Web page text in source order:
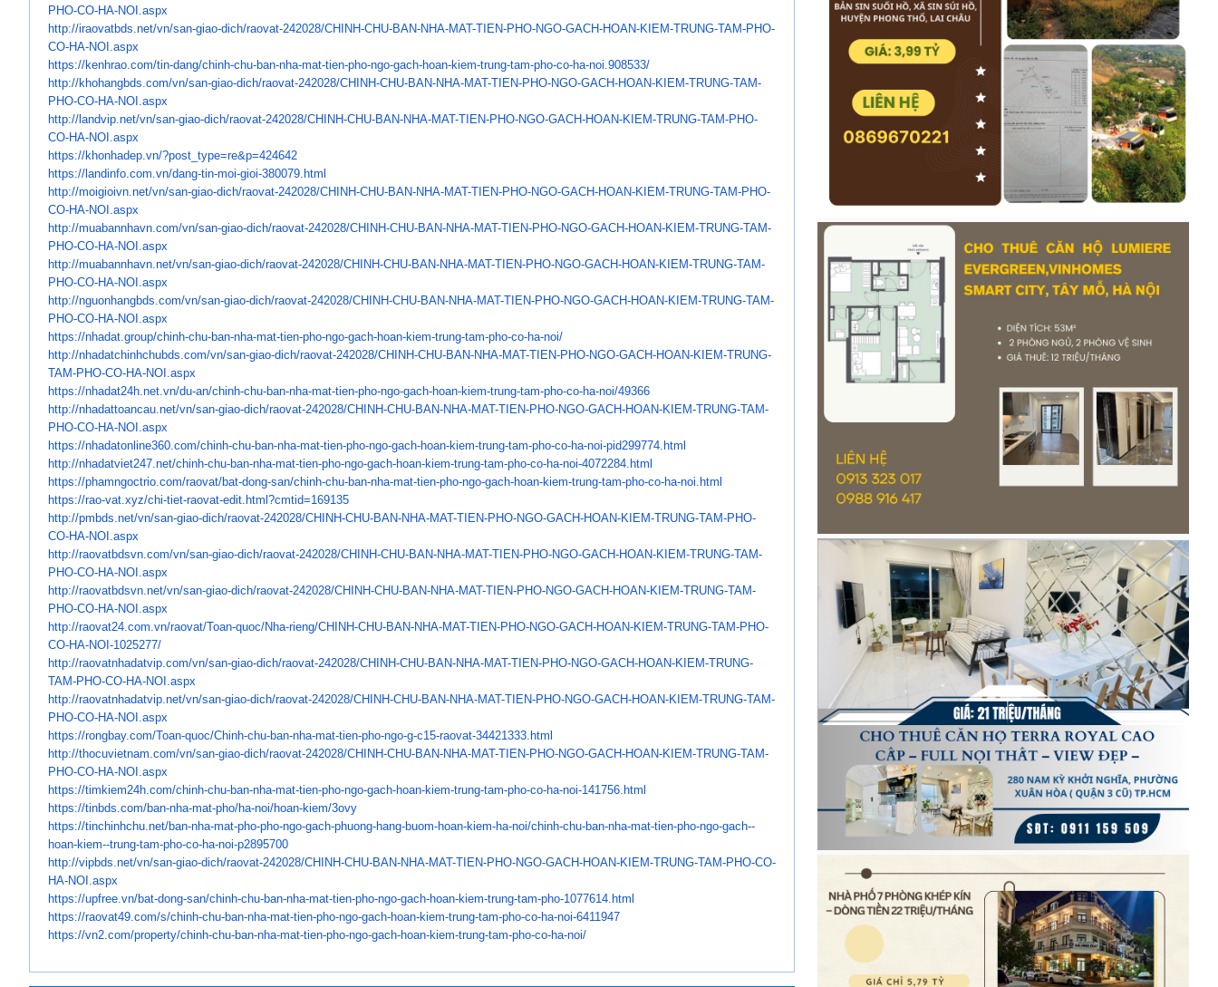
PHO-CO-HA-NOI.aspx
http://iraovatbds.net/vn/san-giao-dich/raovat-242028/CHINH-CHU-BAN-NHA-MAT-TIEN-PHO-NGO-GACH-HOAN-KIEM-TRUNG-TAM-PHO-
CO-HA-NOI.aspx
https://kenhrao.com/tin-dang/chinh-chu-ban-nha-mat-tien-pho-ngo-gach-hoan-kiem-trung-tam-pho-co-ha-noi.908533/
http://khohangbds.com/vn/san-giao-dich/raovat-242028/CHINH-CHU-BAN-NHA-MAT-TIEN-PHO-NGO-GACH-HOAN-KIEM-TRUNG-TAM-
PHO-CO-HA-NOI.aspx
http://landvip.net/vn/san-giao-dich/raovat-242028/CHINH-CHU-BAN-NHA-MAT-TIEN-PHO-NGO-GACH-HOAN-KIEM-TRUNG-TAM-PHO-
CO-HA-NOI.aspx
https://khonhadep.vn/?post_ type=re&p=424642
https://landinfo.com.vn/dang-tin-moi-gioi-380079.html
http://moigioivn.net/vn/san-giao-dich/raovat-242028/CHINH-CHU-BAN-NHA-MAT-TIEN-PHO-NGO-GACH-HOAN-KIEM-TRUNG-TAM-PHO-
CO-HA-NOI.aspx
http://muabannhavn.com/vn/san-giao-dich/raovat-242028/CHINH-CHU-BAN-NHA-MAT-TIEN-PHO-NGO-GACH-HOAN-KIEM-TRUNG-TAM-
PHO-CO-HA-NOI.aspx
http://muabannhavn.net/vn/san-giao-dich/raovat-242028/CHINH-CHU-BAN-NHA-MAT-TIEN-PHO-NGO-GACH-HOAN-KIEM-TRUNG-TAM-
PHO-CO-HA-NOI.aspx
http://nguonhangbds.com/vn/san-giao-dich/raovat-242028/CHINH-CHU-BAN-NHA-MAT-TIEN-PHO-NGO-GACH-HOAN-KIEM-TRUNG-TAM-
PHO-CO-HA-NOI.aspx
https://nhadat.group/chinh-chu-ban-nha-mat-tien-pho-ngo-gach-hoan-kiem-trung-tam-pho-co-ha-noi/
http://nhadatchinhchubds.com/vn/san-giao-dich/raovat-242028/CHINH-CHU-BAN-NHA-MAT-TIEN-PHO-NGO-GACH-HOAN-KIEM-TRUNG-
TAM-PHO-CO-HA-NOI.aspx
https://nhadat24h.net.vn/du-an/chinh-chu-ban-nha-mat-tien-pho-ngo-gach-hoan-kiem-trung-tam-pho-co-ha-noi/49366
http://nhadattoancau.net/vn/san-giao-dich/raovat-242028/CHINH-CHU-BAN-NHA-MAT-TIEN-PHO-NGO-GACH-HOAN-KIEM-TRUNG-TAM-
PHO-CO-HA-NOI.aspx
https://nhadatonline360.com/chinh-chu-ban-nha-mat-tien-pho-ngo-gach-hoan-kiem-trung-tam-pho-co-ha-noi-pid299774. html
http://nhadatviet247.net/chinh-chu-ban-nha-mat-tien-pho-ngo-gach-hoan-kiem-trung-tam-pho-co-ha-noi-4072284.html
https://phamngoctrio.com/raovat/bat-dong-san/chinh-chu-ban-nha-mat-tien-pho-ngo-gach-hoan-kiem-trung-tam-pho-co-ha-noi.html
https://rao-vat.xyz/chi-tiet-raovat-edit.html?cmtid=169135
http://pmbds.net/vn/san-giao-dich/raovat-242028/CHINH-CHU-BAN-NHA-MAT-TIEN-PHO-NGO-GACH-HOAN-KIEM-TRUNG-TAM-PHO-
CO-HA-NOI.aspx
http://raovatbdsvn.com/vn/san-giao-dich/raovat-242028/CHINH-CHU-BAN-NHA-MAT-TIEN-PHO-NGO-GACH-HOAN-KIEM-TRUNG-TAM-
PHO-CO-HA-NOI.aspx
http://raovatbdsvn.net/vn/san-giao-dich/raovat-242028/CHINH-CHU-BAN-NHA-MAT-TIEN-PHO-NGO-GACH-HOAN-KIEM-TRUNG-TAM-
PHO-CO-HA-NOI.aspx
http://raovat24.com.vn/raovat/Toan-quoc/Nha-rieng/CHINH-CHU-BAN-NHA-MAT-TIEN-PHO-NGO-GACH-HOAN-KIEM-TRUNG-TAM-PHO-
CO-HA-NOI-1025277/
http://raovatnhadatvip.com/vn/san-giao-dich/raovat-242028/CHINH-CHU-BAN-NHA-MAT-TIEN-PHO-NGO-GACH-HOAN-KIEM-TRUNG-
TAM-PHO-CO-HA-NOI.aspx
http://raovatnhadatvip.net/vn/san-giao-dich/raovat-242028/CHINH-CHU-BAN-NHA-MAT-TIEN-PHO-NGO-GACH-HOAN-KIEM-TRUNG-TAM-
PHO-CO-HA-NOI.aspx
https://rongbay.com/Toan-quoc/Chinh-chu-ban-nha-mat-tien-pho-ngo-g-c15-raovat-34421333. html
http://thocuvietnam.com/vn/san-giao-dich/raovat-242028/CHINH-CHU-BAN-NHA-MAT-TIEN-PHO-NGO-GACH-HOAN-KIEM-TRUNG-TAM-
PHO-CO-HA-NOI.aspx
https://timkiem24h.com/chinh-chu-ban-nha-mat-tien-pho-ngo-gach-hoan-kiem-trung-tam-pho-co-ha-noi-141756.html
https://tinbds.com/ban-nha-mat-pho/ha-noi/hoan-kiem/3ovy
https://tinchinhchu.net/ban-nha-mat-pho-pho-ngo-gach-phuong-hang-buom-hoan-kiem-ha-noi/chinh-chu-ban-nha-mat-tien-pho-ngo-gach--
hoan-kiem--trung-tam-pho-co-ha-noi-p2895700
http://vipbds.net/vn/san-giao-dich/raovat-242028/CHINH-CHU-BAN-NHA-MAT-TIEN-PHO-NGO-GACH-HOAN-KIEM-TRUNG-TAM-PHO-CO-
HA-NOI.aspx
https://upfree.vn/bat-dong-san/chinh-chu-ban-nha-mat-tien-pho-ngo-gach-hoan-kiem-trung-tam-pho-1077614.html
https://raovat49.com/s/chinh-chu-ban-nha-mat-tien-pho-ngo-gach-hoan-kiem-trung-tam-pho-co-ha-noi-6411947
https://vn2.com/property/chinh-chu-ban-nha-mat-tien-pho-ngo-gach-hoan-kiem-trung-tam-pho-co-ha-noi/